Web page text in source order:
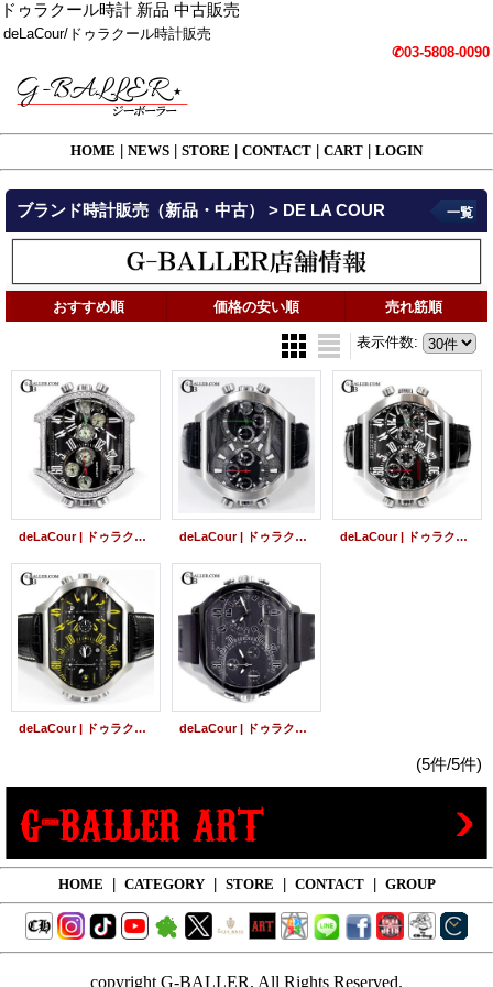
ドゥラクール時計 新品 中古販売
deLaCour/ドゥラクール時計販売
✆03-5808-0090
HOME NEWS STORE CONTACT CART LOGIN
ブランド時計販売（新品・中古） > DE LA COUR 一覧
おすすめ順 価格の安い順 売れ筋順
表示件数:
deLaCour | ドゥラクール ビクロノ S2 ダイヤモンド 世界限定500本 deLaCour | ドゥラクール ビクロノ・テック 111本限定 deLaCour | ドゥラクール ビクロノ S2 222本限定
deLaCour | ドゥラクール ビクロノ ベイビー 激レアモデル deLaCour | ドゥラクール ビクロノ PVD リミテッドモデル
(5件/5件)
HOME CATEGORY STORE CONTACT GROUP
copyright G-BALLER, All Rights Reserved.